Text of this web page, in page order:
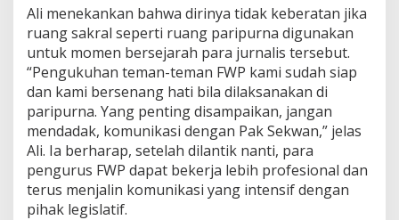
s
i
R
e
n
c
a
n
a
P
e
l
Ali menekankan bahwa dirinya tidak keberatan jika
ruang sakral seperti ruang paripurna digunakan
untuk momen bersejarah para jurnalis tersebut.
“Pengukuhan teman-teman FWP kami sudah siap
dan kami bersenang hati bila dilaksanakan di
paripurna. Yang penting disampaikan, jangan
mendadak, komunikasi dengan Pak Sekwan,” jelas
Ali. Ia berharap, setelah dilantik nanti, para
pengurus FWP dapat bekerja lebih profesional dan
terus menjalin komunikasi yang intensif dengan
pihak legislatif.